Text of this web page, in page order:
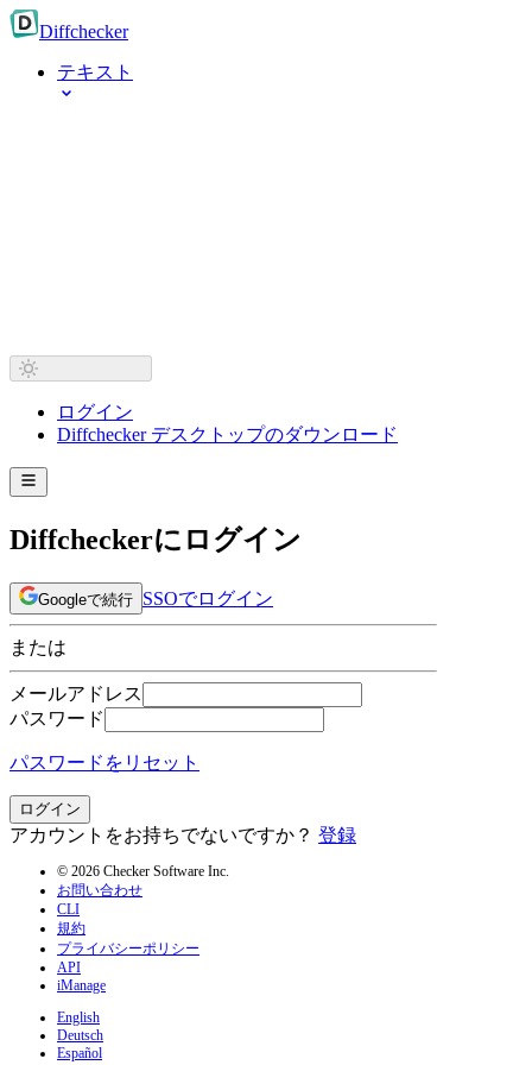
Diffchecker
テキスト
ログイン
Diffchecker デスクトップのダウンロード
Diffcheckerにログイン
Googleで続行 SSOでログイン
または
メールアドレス
パスワード
パスワードをリセット
ログイン
アカウントをお持ちでないですか？ 登録
© 2026 Checker Software Inc.
お問い合わせ
CLI
規約
プライバシーポリシー
API
iManage
English
Deutsch
Español